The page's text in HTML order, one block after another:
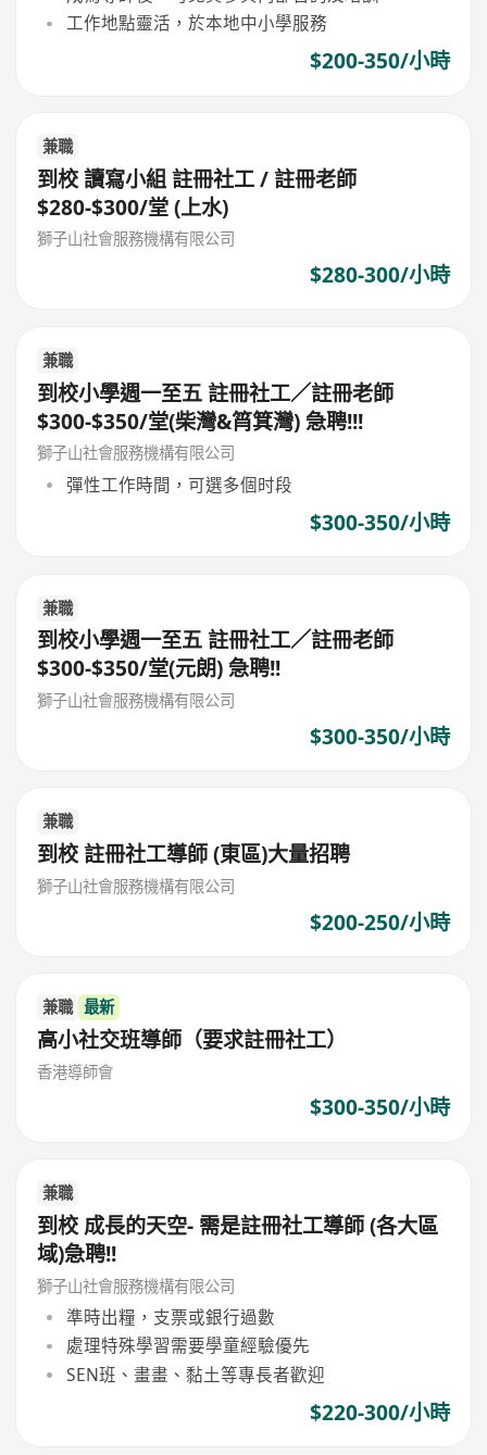
工作地點靈活，於本地中小學服務
$200-350/小時
兼職
到校 讀寫小組 註冊社工 / 註冊老師
$280-$300/堂 (上水)
獅子山社會服務機構有限公司
$280-300/小時
兼職
到校小學週一至五 註冊社工／註冊老師
$300-$350/堂(柴灣&筲箕灣) 急聘!!!
獅子山社會服務機構有限公司
彈性工作時間，可選多個时段
$300-350/小時
兼職
到校小學週一至五 註冊社工／註冊老師
$300-$350/堂(元朗) 急聘!!
獅子山社會服務機構有限公司
$300-350/小時
兼職
到校 註冊社工導師 (東區)大量招聘
獅子山社會服務機構有限公司
$200-250/小時
兼職 最新
高小社交班導師（要求註冊社工）
香港導師會
$300-350/小時
兼職
到校 成長的天空- 需是註冊社工導師 (各大區
域)急聘!!
獅子山社會服務機構有限公司
準時出糧，支票或銀行過數
處理特殊學習需要學童經驗優先
SEN班、畫畫、黏土等專長者歡迎
$220-300/小時